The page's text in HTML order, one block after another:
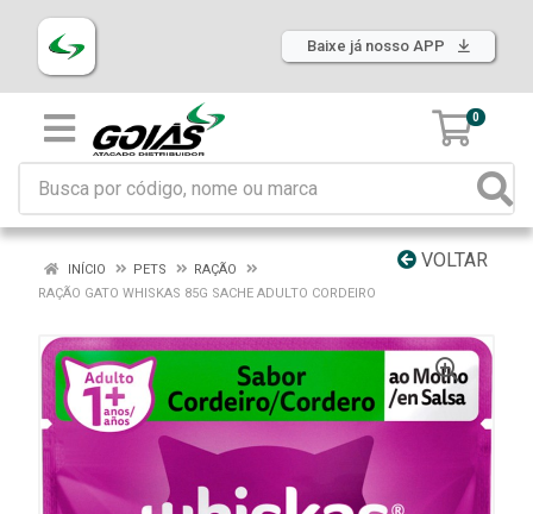
Baixe já nosso APP
0
VOLTAR
INÍCIO PETS
RAÇÃO
RAÇÃO GATO WHISKAS 85G SACHE ADULTO CORDEIRO